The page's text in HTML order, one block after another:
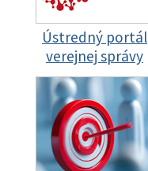
Ústredný portál
verejnej správy